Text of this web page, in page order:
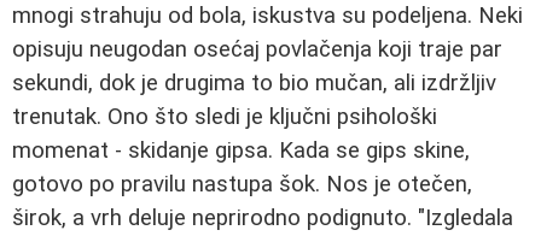
mnogi strahuju od bola, iskustva su podeljena. Neki
opisuju neugodan osećaj povlačenja koji traje par
sekundi, dok je drugima to bio mučan, ali izdržljiv
trenutak. Ono što sledi je ključni psihološki
momenat - skidanje gipsa. Kada se gips skine,
gotovo po pravilu nastupa šok. Nos je otečen,
širok, a vrh deluje neprirodno podignuto. "Izgledala